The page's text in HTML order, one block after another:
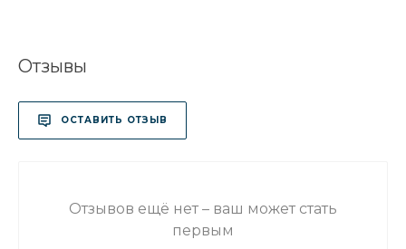
Отзывы
ОСТАВИТЬ ОТЗЫВ
Отзывов ещё нет – ваш может стать
первым